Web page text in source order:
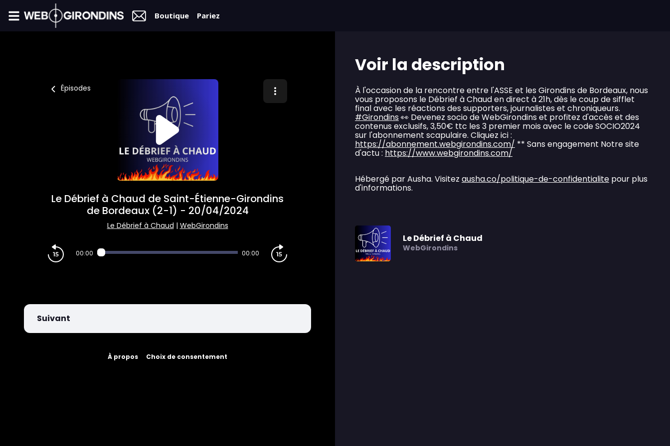
Boutique Pariez
Épisodes
Le Débrief à Chaud de Saint-Étienne-Girondins
de Bordeaux (2-1) - 20/04/2024
Le Débrief à Chaud | WebGirondins
00:00 00:00
Suivant
À propos Choix de consentement
Voir la description
À l'occasion de la rencontre entre l'ASSE et les Girondins de Bordeaux, nous
vous proposons le Débrief à Chaud en direct à 21h, dès le coup de sifflet
final avec les réactions des supporters, journalistes et chroniqueurs.
#Girondins 👀 Devenez socio de WebGirondins et profitez d'accès et des
contenus exclusifs, 3,50€ ttc les 3 premier mois avec le code SOCIO2024
sur l'abonnement scapulaire. Cliquez ici :
https://abonnement.webgirondins.com/ ** Sans engagement Notre site
d'actu : https://www.webgirondins.com/
Hébergé par Ausha. Visitez ausha.co/politique-de-confidentialite pour plus
d'informations.
Le Débrief à Chaud
WebGirondins